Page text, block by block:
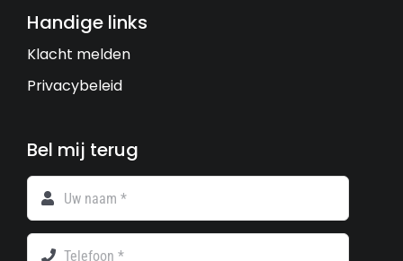
Handige links
Klacht melden
Privacybeleid
Bel mij terug